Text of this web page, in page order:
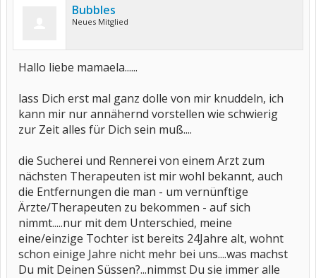
Bubbles
Neues Mitglied
Hallo liebe mamaela......
lass Dich erst mal ganz dolle von mir knuddeln, ich
kann mir nur annähernd vorstellen wie schwierig
zur Zeit alles für Dich sein muß....
die Sucherei und Rennerei von einem Arzt zum
nächsten Therapeuten ist mir wohl bekannt, auch
die Entfernungen die man - um vernünftige
Ärzte/Therapeuten zu bekommen - auf sich
nimmt.....nur mit dem Unterschied, meine
eine/einzige Tochter ist bereits 24Jahre alt, wohnt
schon einige Jahre nicht mehr bei uns....was machst
Du mit Deinen Süssen?...nimmst Du sie immer alle